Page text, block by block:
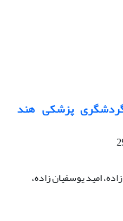
گردشگری پزشکی هند
امید یوسفیان زاده،